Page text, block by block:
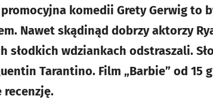
komedii Grety Gerwig to
Nawet skądinąd dobrzy aktorzy
słodkich wdziankach odstraszali.
Tarantino. Film „Barbie” od 15
recenzję.